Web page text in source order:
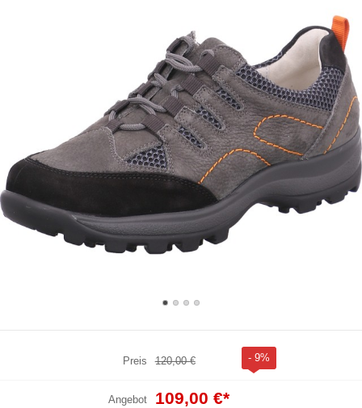
Preis 120,00 € - 9%
Angebot 109,00 €*